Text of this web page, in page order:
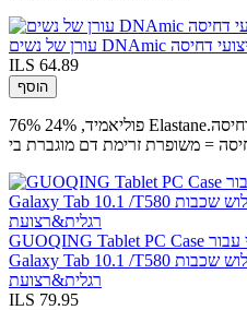
ILS 64.89
הוסף
76% פוליאמיד, 24% Elastane.מיובאים.יד לשטוף רק.פרמיה דחיסה
= משופרת זרימת דם מוגברת בי
GUOQING Tablet PC Case תיק שרוולי מגן כיסוי עבור Samsung
Galaxy Tab 10.1 /T580 שלוש שכבות Shockproof,360 מעלות סיבוב
רגלית&רצועת
ILS 79.95